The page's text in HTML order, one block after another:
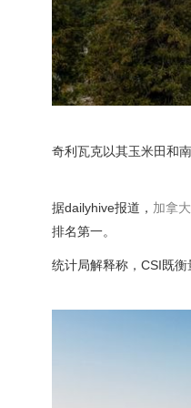
奇利瓦克以其玉米田和
据dailyhive报道， 加拿大
排名第一。
统计局解释称，CSI既